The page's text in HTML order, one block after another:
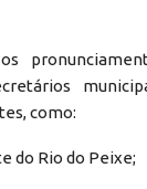
como:
do Rio do Peixe;